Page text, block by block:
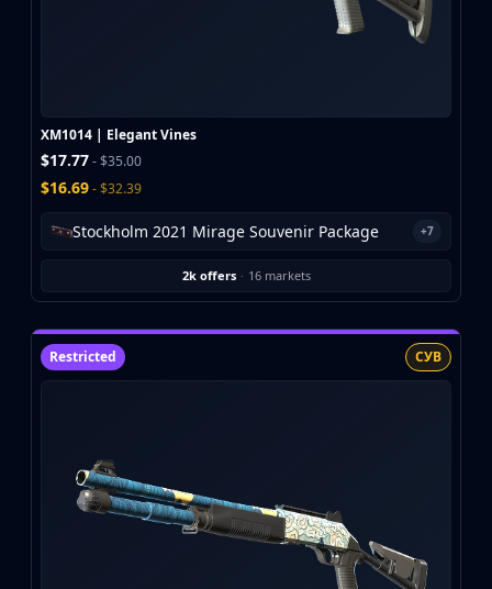
Waxpeer
Haloskins
Lis-Skins
White Market
UUSkins
SkinVault
Steam
XM1014 | Elegant Vines
$17.77- $35.00
$16.69- $32.39
Stockholm 2021 Mirage Souvenir Package +7
2k offers · 16 markets
Restricted СУВ